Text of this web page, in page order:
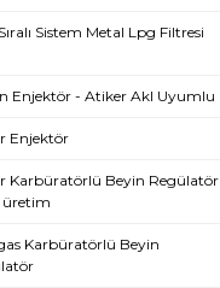
Sistem Metal Lpg Filtresi
Enjektör - Atiker Akl Uyumlu
Enjektör
Karbüratörlü Beyin Regülatör
üretim
Karbüratörlü Beyin